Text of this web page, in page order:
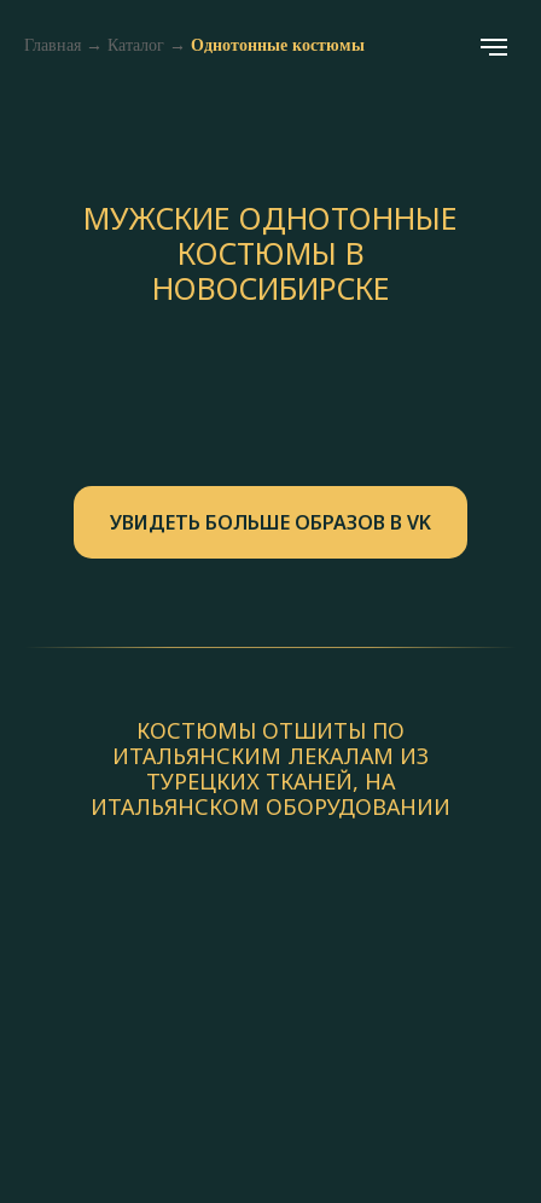
Главная → Каталог → Однотонные костюмы
МУЖСКИЕ ОДНОТОННЫЕ
КОСТЮМЫ В
НОВОСИБИРСКЕ
УВИДЕТЬ БОЛЬШЕ ОБРАЗОВ В VK
КОСТЮМЫ ОТШИТЫ ПО
ИТАЛЬЯНСКИМ ЛЕКАЛАМ ИЗ
ТУРЕЦКИХ ТКАНЕЙ, НА
ИТАЛЬЯНСКОМ ОБОРУДОВАНИИ